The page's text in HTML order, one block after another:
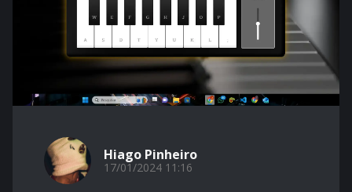
Hiago Pinheiro
17/01/2024 11:16